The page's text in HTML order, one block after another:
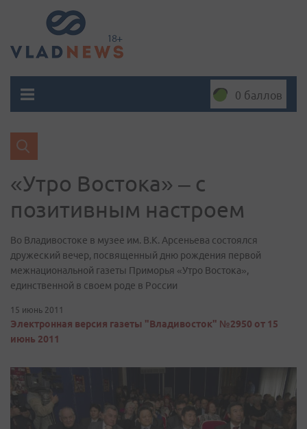
0 баллов
«Утро Востока» – с
позитивным настроем
Во Владивостоке в музее им. В.К. Арсеньева состоялся
дружеский вечер, посвященный дню рождения первой
межнациональной газеты Приморья «Утро Востока»,
единственной в своем роде в России
15 июнь 2011
Электронная версия газеты "Владивосток" №2950 от 15
июнь 2011